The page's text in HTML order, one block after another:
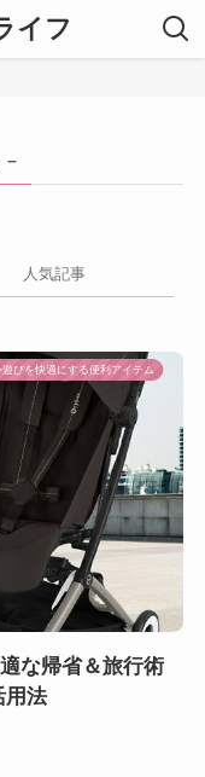
イフ
–
人気記事
遊びを快適にする便利アイテム
な帰省＆旅行術
用法